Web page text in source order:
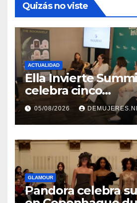
Quizás no viste
ACTUALIDAD
Ella Invierte
celebra cinco
añosimpulsando a
mujeres a
independencia
05/08/2026
GLAMOUR
Pandora celebra